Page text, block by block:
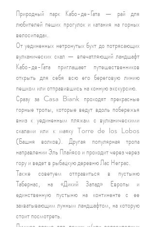
Природный парк Кабо-де-Гата — рай для
любителей пеших прогулок и катания на горных
велосипедах.
От уединенных нетронутых бухт до потрясающих
вулканических скал — впечатляющий ландшафт
Кабо-де-Гата приглашает путешественников
открыть для себя всю его береговую линию
пешком или отправившись на конную экскурсию.
Сразу за Casa Biank проходят прекрасные
горные тропы, которые ведут вдоль побережья
вниз к уединенным пляжам с вулканическими
скалами или к маяку Torre de los Lobos
(Башня волков). Другая популярная тропа
направлении Эль Плайясо и проходит через через
гору и ведет в рыбацкую деревню Лас Неграс.
Также советуем отправиться в пустыню
Табернас, на «Дикий Запад» Европы и
единственную пустыню на континенте с ее
захватывающим лунным ландшафтом, на которую
стоит посмотреть.